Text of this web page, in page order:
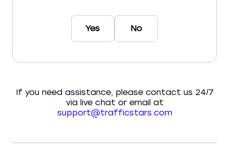
Yes No
If you need assistance, please contact us 24/7
via live chat or email at
support@trafficstars.com